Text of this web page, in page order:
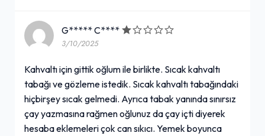
G***** C****
3/10/2025
Kahvaltı için gittik oğlum ile birlikte. Sıcak kahvaltı
tabağı ve gözleme istedik. Sıcak kahvaltı tabağındaki
hiçbirşey sıcak gelmedi. Ayrıca tabak yanında sınırsız
çay yazmasına rağmen oğlunuz da çay içti diyerek
hesaba eklemeleri çok can sıkıcı. Yemek boyunca